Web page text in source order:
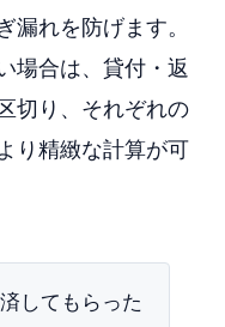
漏れを防げます。
場合は、貸付・返
切り、それぞれの
り精緻な計算が可
してもらった